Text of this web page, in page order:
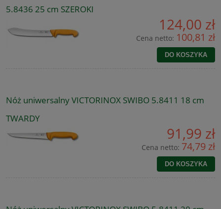
5.8436 25 cm SZEROKI
124,00 zł
Cena netto: 100,81 zł
DO KOSZYKA
Nóż uniwersalny VICTORINOX SWIBO 5.8411 18 cm
TWARDY
91,99 zł
Cena netto: 74,79 zł
DO KOSZYKA